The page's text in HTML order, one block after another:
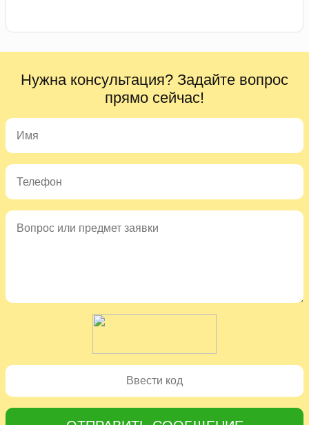
Нужна консультация? Задайте вопрос
прямо сейчас!